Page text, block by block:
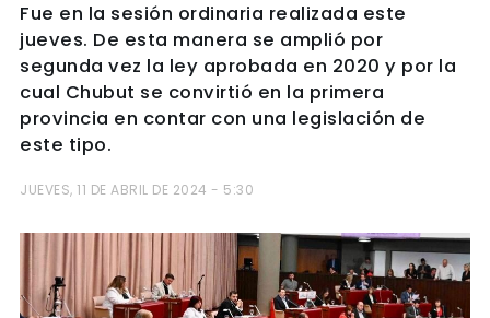
Fue en la sesión ordinaria realizada este
jueves. De esta manera se amplió por
segunda vez la ley aprobada en 2020 y por la
cual Chubut se convirtió en la primera
provincia en contar con una legislación de
este tipo.
JUEVES, 11 DE ABRIL DE 2024 - 5:30